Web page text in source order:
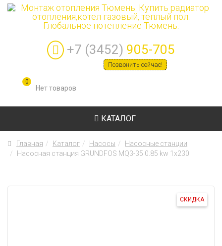
+7 (3452) 905-705
Позвонить сейчас!
0
КАТАЛОГ
Главная Каталог Насосы
Насосные станции
Насосная станция GRUNDFOS MQ3-35 0.85 kw 1х230
СКИДКА